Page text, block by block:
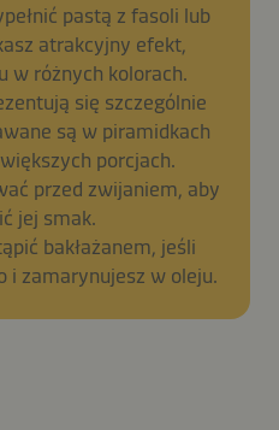
pastą z fasoli lub
atrakcyjny efekt,
w różnych kolorach.
się szczególnie
są w piramidkach
porcjach.
przed zwijaniem, aby
jej smak.
bakłażanem, jeśli
i zamarynujesz w oleju.